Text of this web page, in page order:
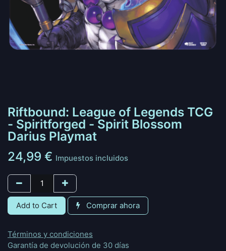
Riftbound: League of Legends TCG
- Spiritforged - Spirit Blossom
Darius Playmat
24,99 € Impuestos incluidos
Add to Cart Comprar ahora
Términos y condiciones
Garantía de devolución de 30 días